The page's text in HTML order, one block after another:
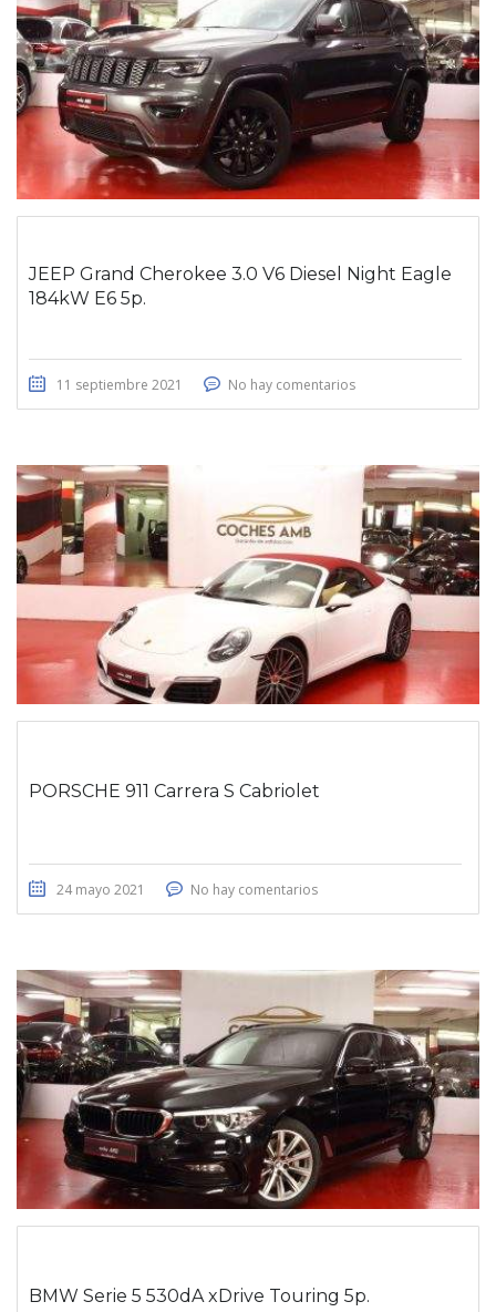
JEEP Grand Cherokee 3.0 V6 Diesel Night Eagle
184kW E6 5p.
11 septiembre 2021 No hay comentarios
PORSCHE 911 Carrera S Cabriolet
24 mayo 2021 No hay comentarios
BMW Serie 5 530dA xDrive Touring 5p.